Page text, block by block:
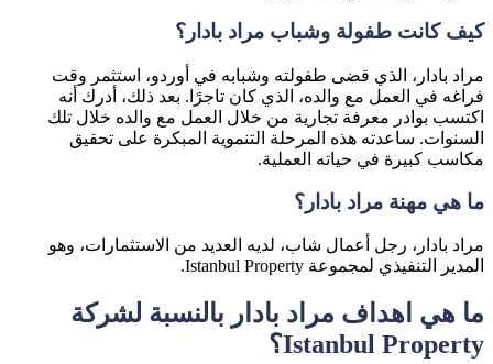
كيف كانت طفولة وشباب مراد بادار؟
مراد بادار، الذي قضى طفولته وشبابه في أوردو، استثمر وقت
فراغه في العمل مع والده، الذي كان تاجرًا. بعد ذلك، أدرك أنه
اكتسب بوادر معرفة تجارية من خلال العمل مع والده خلال تلك
السنوات. ساعدته هذه المرحلة التنموية المبكرة على تحقيق
مكاسب كبيرة في حياته العملية.
ما هي مهنة مراد بادار؟
مراد بادار، رجل أعمال شاب، لديه العديد من الاستثمارات، وهو
المدير التنفيذي لمجموعة Istanbul Property.
ما هي اهداف مراد بادار بالنسبة لشركة
Istanbul Property؟